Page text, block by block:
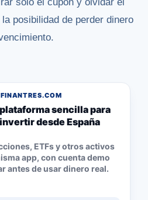
posibilidad de perder dinero
sencilla para
desde España
ETFs y otros activos
app, con cuenta demo
antes de usar dinero real.